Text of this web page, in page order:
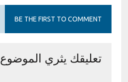
BE THE FIRST TO COMMENT
تعليقك يثري الموضوع